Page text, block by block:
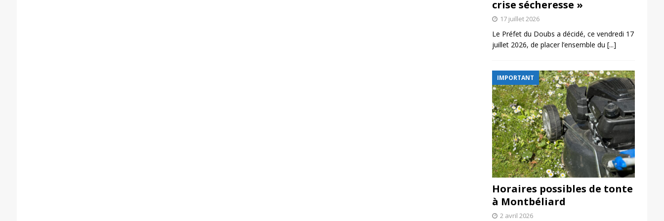
crise sécheresse »
17 juillet 2026
Le Préfet du Doubs a décidé, ce vendredi 17
juillet 2026, de placer l’ensemble du [...]
IMPORTANT
Horaires possibles de tonte
à Montbéliard
2 avril 2026